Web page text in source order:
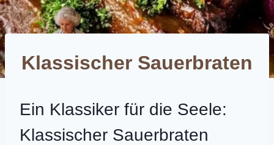
Klassischer Sauerbraten
Ein Klassiker für die Seele:
Klassischer Sauerbraten